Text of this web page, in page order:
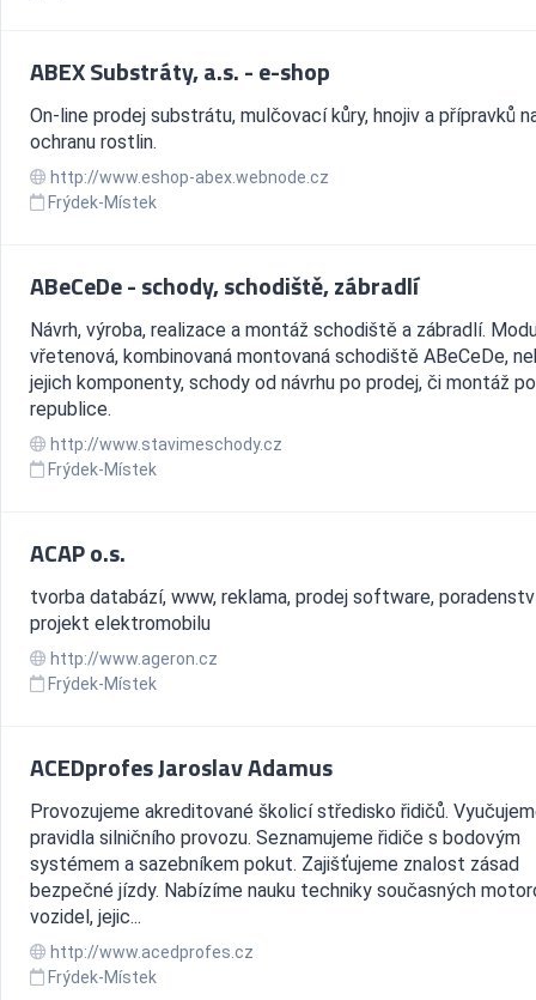
ABEX Substráty, a.s. - e-shop
On-line prodej substrátu, mulčovací kůry, hnojiv a přípravků
ochranu rostlin.
http://www.eshop-abex.webnode.cz
Frýdek-Místek
ABeCeDe - schody, schodiště, zábradlí
Návrh, výroba, realizace a montáž schodiště a zábradlí.
vřetenová, kombinovaná montovaná schodiště ABeCeDe,
jejich komponenty, schody od návrhu po prodej, či montáž
republice.
http://www.stavimeschody.cz
Frýdek-Místek
ACAP o.s.
tvorba databází, www, reklama, prodej software,
projekt elektromobilu
http://www.ageron.cz
Frýdek-Místek
ACEDprofes Jaroslav Adamus
Provozujeme akreditované školicí středisko řidičů.
pravidla silničního provozu. Seznamujeme řidiče s bodovým
systémem a sazebníkem pokut. Zajišťujeme znalost zásad
bezpečné jízdy. Nabízíme nauku techniky současných
vozidel, jejic...
http://www.acedprofes.cz
Frýdek-Místek